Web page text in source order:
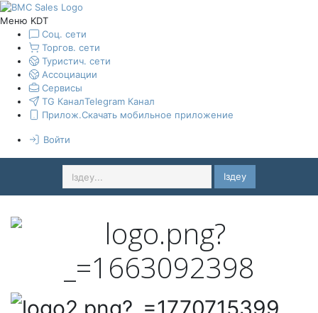
Меню KDT
Соц. сети
Торгов. сети
Туристич. сети
Ассоциации
Сервисы
TG КаналTelegram Канал
Прилож.Скачать мобильное приложение
Войти
Іздеу